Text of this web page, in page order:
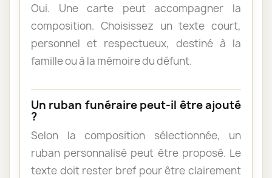
Oui. Une carte peut accompagner la
composition. Choisissez un texte court,
personnel et respectueux, destiné à la
famille ou à la mémoire du défunt.
Un ruban funéraire peut-il être ajouté
?
Selon la composition sélectionnée, un
ruban personnalisé peut être proposé. Le
texte doit rester bref pour être clairement